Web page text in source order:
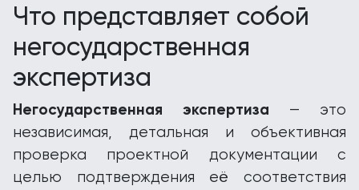
Что представляет собой
негосударственная
экспертиза
Негосударственная экспертиза — это
независимая, детальная и объективная
проверка проектной документации с
целью подтверждения её соответствия